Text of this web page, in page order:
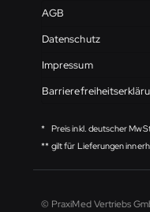
AGB
Datenschutz
Impressum
* Preis inkl. deutscher
** gilt für Lieferungen
© PraxiMed Vertriebs